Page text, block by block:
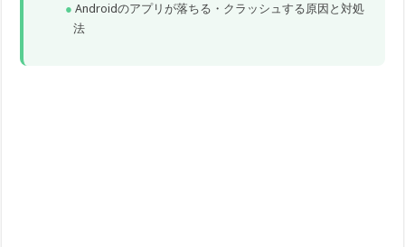
Androidのアプリが落ちる・クラッシュする原因と対処
法